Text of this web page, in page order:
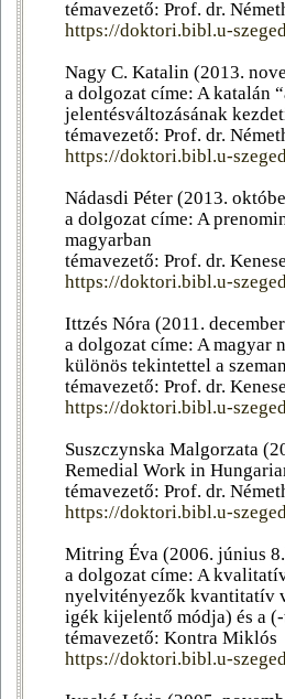
témavezető: Prof. dr.
https://doktori.bibl.u-
Nagy C. Katalin (2013.
a dolgozat címe: A katalán
jelentésváltozásának
témavezető: Prof. dr.
https://doktori.bibl.u-
Nádasdi Péter (2013.
a dolgozat címe: A
magyarban
témavezető: Prof. dr.
https://doktori.bibl.u-
Ittzés Nóra (2011.
a dolgozat címe: A magyar
különös tekintettel a
témavezető: Prof. dr.
https://doktori.bibl.u-
Suszczynska Malgorzata
Remedial Work in
témavezető: Prof. dr.
https://doktori.bibl.u-
Mitring Éva (2006. június
a dolgozat címe: A
nyelvitényezők kvantitatív
igék kijelentő módja) és a
témavezető: Kontra Miklós
https://doktori.bibl.u-